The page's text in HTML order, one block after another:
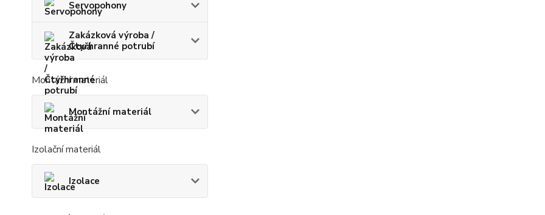
Servopohony
Zakázková výroba /
Čtyřhranné potrubí
Montážní materiál
Montážní materiál
Izolační materiál
Izolace